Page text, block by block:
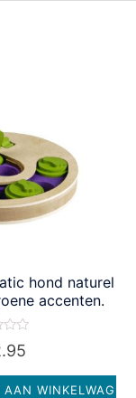
hond naturel
accenten.
WINKELWAGEN